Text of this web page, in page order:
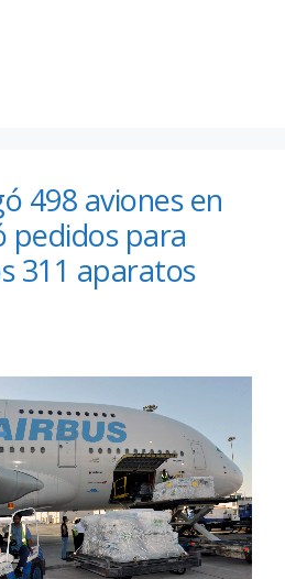
498 aviones en
pedidos para
311 aparatos